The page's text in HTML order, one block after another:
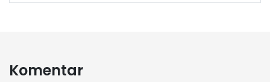
Komentar